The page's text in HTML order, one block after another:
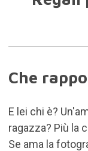
Che
E lei chi è?
ragazza? Più la
Se ama la